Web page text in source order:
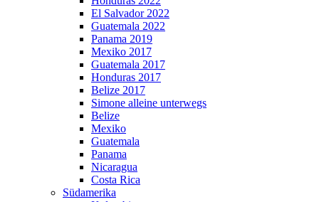
El Salvador 2022
Guatemala 2022
Panama 2019
Mexiko 2017
Guatemala 2017
Honduras 2017
Belize 2017
Simone alleine unterwegs
Belize
Mexiko
Guatemala
Panama
Nicaragua
Costa Rica
Südamerika